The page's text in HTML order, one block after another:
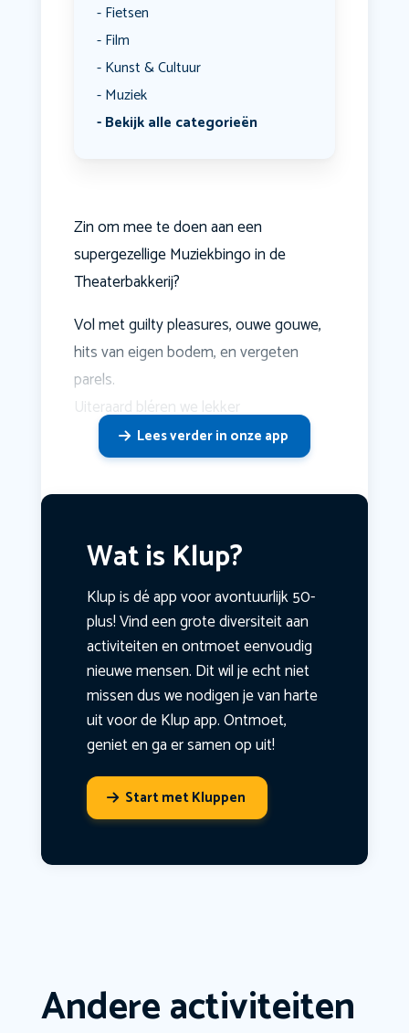
Fietsen
Film
Kunst & Cultuur
Muziek
Bekijk alle categorieën
Zin om mee te doen aan een
supergezellige Muziekbingo in de
Theaterbakkerij?
Vol met guilty pleasures, ouwe gouwe,
hits van eigen bodem, en vergeten
parels.
Uiteraard bléren we lekker
Lees verder in onze app
Wat is Klup?
Klup is dé app voor avontuurlijk 50-
plus! Vind een grote diversiteit aan
activiteiten en ontmoet eenvoudig
nieuwe mensen. Dit wil je echt niet
missen dus we nodigen je van harte
uit voor de Klup app. Ontmoet,
geniet en ga er samen op uit!
Start met Kluppen
Andere activiteiten